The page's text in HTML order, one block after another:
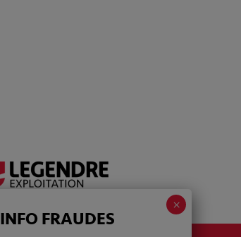
INFO FRAUDES